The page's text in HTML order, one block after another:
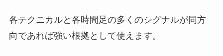
各テクニカルと各時間足の多くのシグナルが同方
向であれば強い根拠として使えます。